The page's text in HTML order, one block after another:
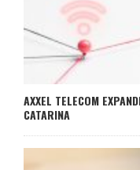
AXXEL TELECOM
CATARINA